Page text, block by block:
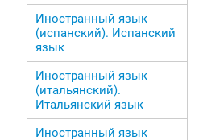
Иностранный язык
(испанский). Испанский
язык
Иностранный язык
(итальянский).
Итальянский язык
Иностранный язык